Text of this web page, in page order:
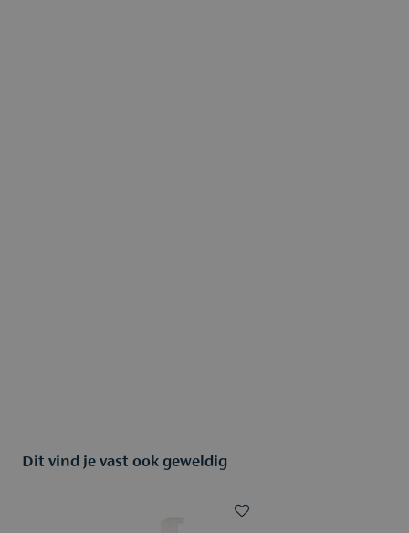
Dit vind je vast ook geweldig